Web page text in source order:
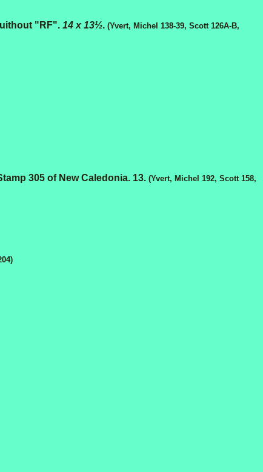
"RF". 14 x 13½. (Yvert, Michel 138-39, Scott 126A-B,
305 of New Caledonia. 13. (Yvert, Michel 192, Scott 158,